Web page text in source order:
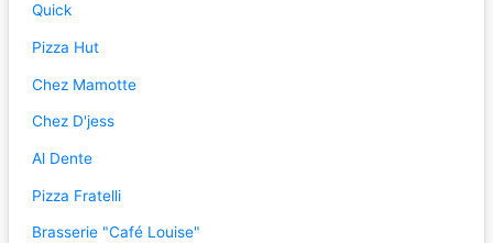
Quick
Pizza Hut
Chez Mamotte
Chez D'jess
Al Dente
Pizza Fratelli
Brasserie "Café Louise"